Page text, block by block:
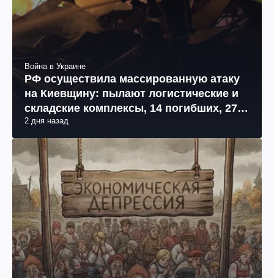
Война в Украине
РФ осуществила массированную атаку
на Киевщину: пылают логистические и
складские комплексы, 14 погибших, 27
раненых (фото, видео)
2 дня назад